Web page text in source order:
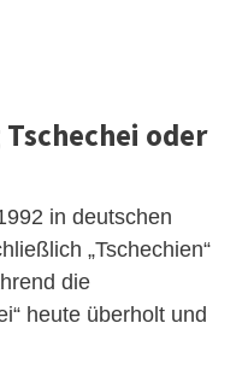
oder
in deutschen
„Tschechien“
die
heute überholt und